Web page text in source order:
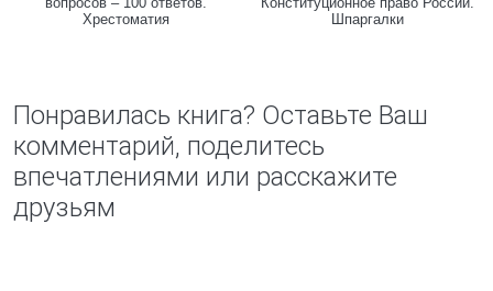
Хрестоматия
Шпаргалки
Понравилась книга? Оставьте Ваш
комментарий, поделитесь
впечатлениями или расскажите
друзьям